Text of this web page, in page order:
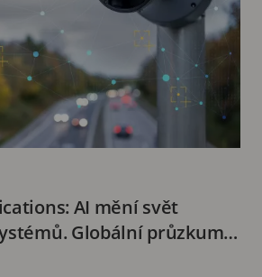
AI mění svět
Globální průzkum s
000 respondentů ukazuje